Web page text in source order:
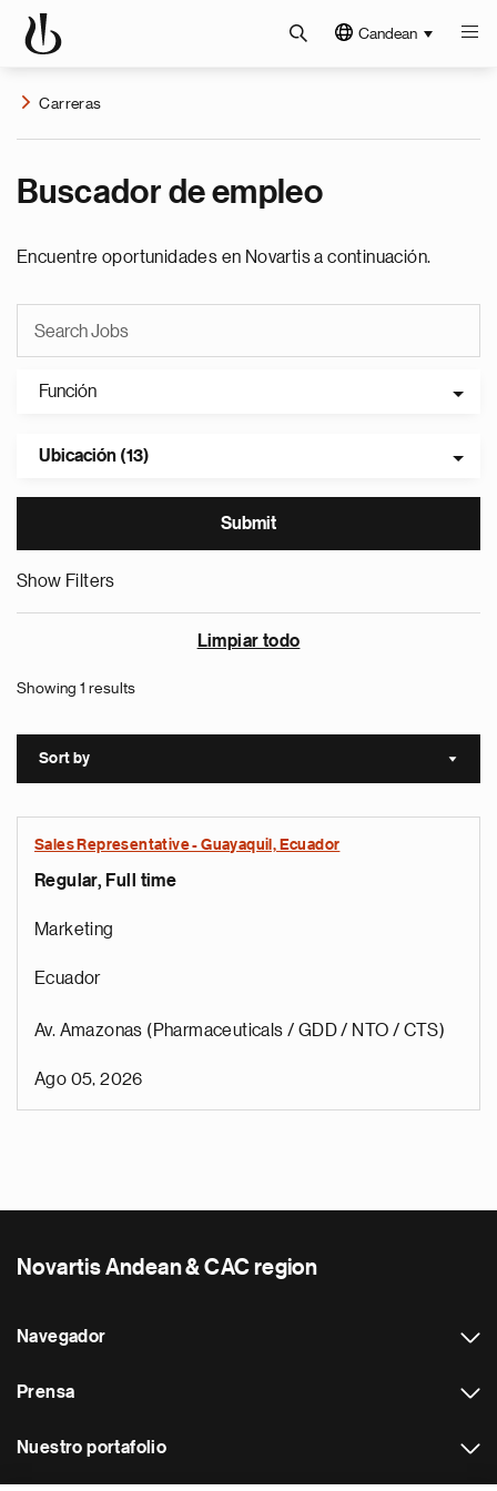
Candean
Carreras
Buscador de empleo
Encuentre oportunidades en Novartis a continuación.
Función
Ubicación (13)
Show Filters
Limpiar todo
Showing 1 results
Sort by Sort
Sales Representative - Guayaquil, Ecuador
Regular, Full time
Marketing
Ecuador
Av. Amazonas (Pharmaceuticals / GDD / NTO / CTS)
Ago 05, 2026
Novartis Andean & CAC region
Navegador
Prensa
Nuestro portafolio